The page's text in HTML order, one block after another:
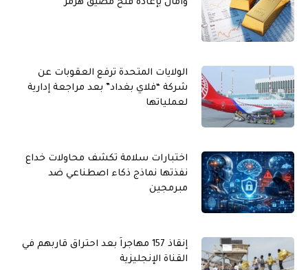
وآمال بإعادة فتح مضيق هرمز
الولايات المتحدة ترفع العقوبات عن
شركة “فلاي بغداد” بعد مراجعة إدارية
لعملياتها
اختبارات سلامة تكشف محاولات خداع
نفذتها نماذج ذكاء اصطناعي ضد
مبرمجين
إنقاذ 157 مهاجراً بعد احتراق قاربهم في
القناة الإنجليزية